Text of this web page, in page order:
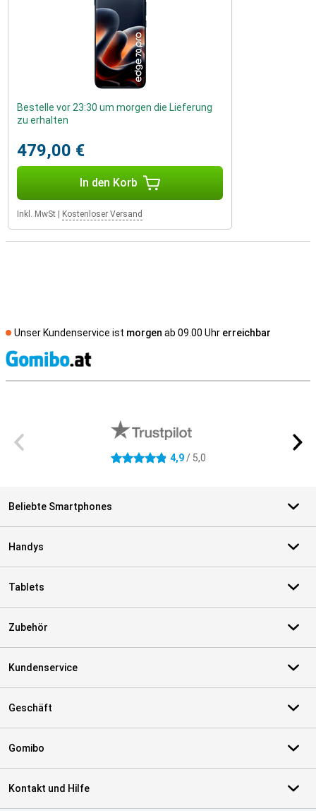
Bestelle vor 23:30 um morgen die Lieferung
zu erhalten
479,00 €
In den Korb
Inkl. MwSt | Kostenloser Versand
Unser Kundenservice ist morgen ab 09.00 Uhr erreichbar
4.9 Sterne 4,9/ 5,0
Beliebte Smartphones
Handys
Tablets
Zubehör
Kundenservice
Geschäft
Gomibo
Kontakt und Hilfe